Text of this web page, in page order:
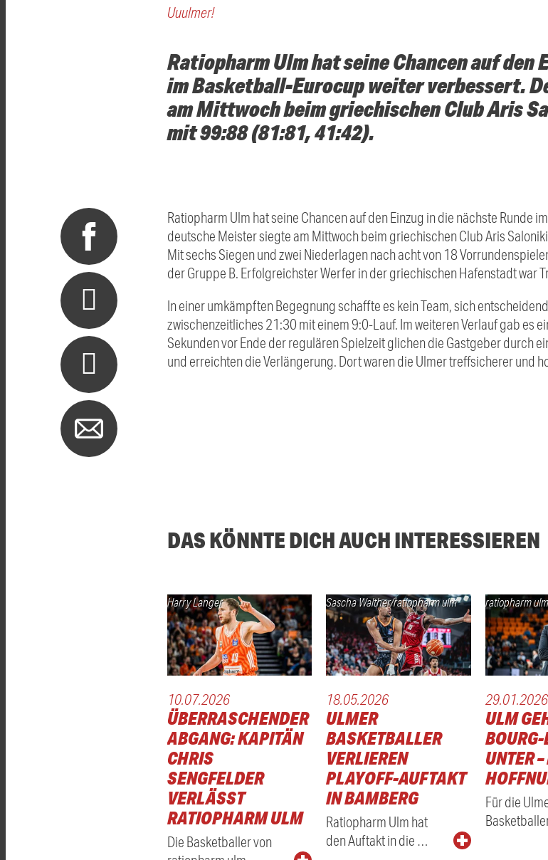
Uuulmer!
Ratiopharm Ulm hat seine Chancen auf den
im Basketball-Eurocup weiter verbessert.
am Mittwoch beim griechischen Club Aris
mit 99:88 (81:81, 41:42).
Ratiopharm Ulm hat seine Chancen auf den Einzug in die nächste Runde
deutsche Meister siegte am Mittwoch beim griechischen Club Aris
Mit sechs Siegen und zwei Niederlagen nach acht von 18
der Gruppe B. Erfolgreichster Werfer in der griechischen Hafenstadt war
In einer umkämpften Begegnung schaffte es kein Team, sich
zwischenzeitliches 21:30 mit einem 9:0-Lauf. Im weiteren Verlauf gab es
Sekunden vor Ende der regulären Spielzeit glichen die Gastgeber durch
und erreichten die Verlängerung. Dort waren die Ulmer treffsicherer und
DAS KÖNNTE DICH AUCH INTERESSIEREN
Harry Langer
10.07.2026
ÜBERRASCHENDER
ABGANG: KAPITÄN
CHRIS
SENGFELDER
VERLÄSST
RATIOPHARM ULM
Die Basketballer von
Sascha Walther/ratiopharm ulm
18.05.2026
ULMER
BASKETBALLER
VERLIEREN
PLAYOFF-AUFTAKT
IN BAMBERG
Ratiopharm Ulm hat
den Auftakt in die …
ratiopharm ulm
29.01.2026
ULM
UNTER
Für die